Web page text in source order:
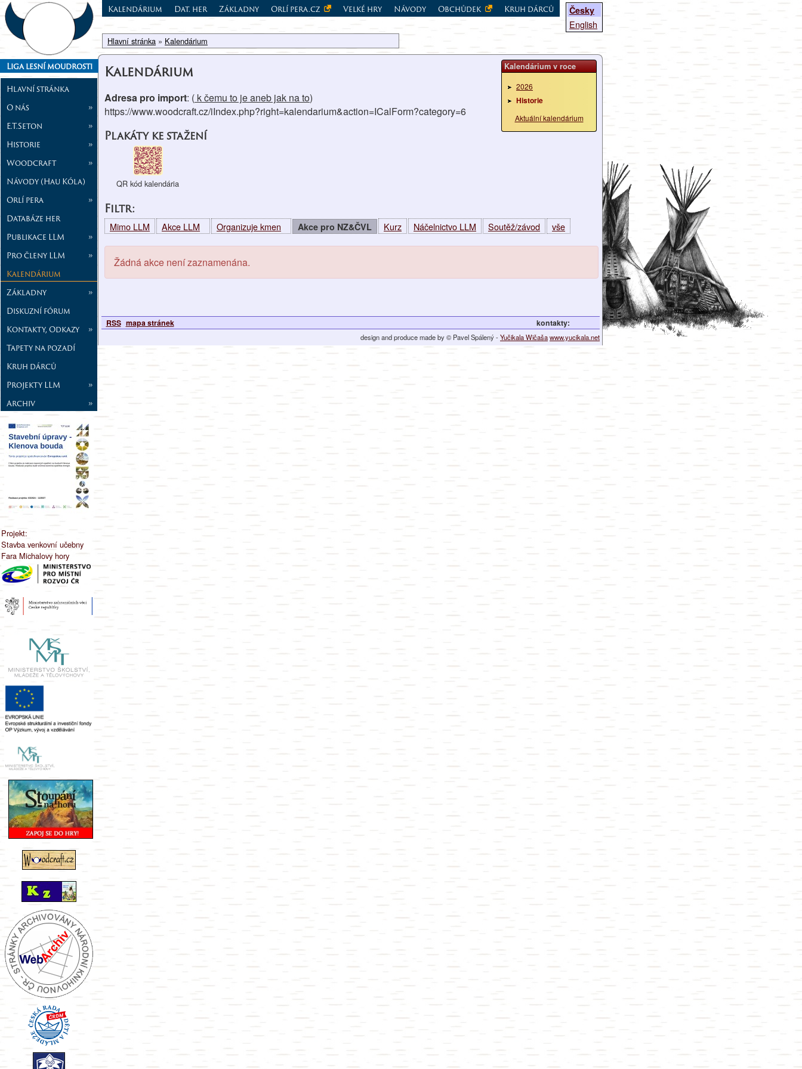
Liga lesní moudrosti
Hlavní stránka
O nás
»
E.T.Seton
»
Historie
»
Woodcraft
»
Návody (Hau Kóla)
Orlí pera
»
Databáze her
Publikace LLM
»
Pro členy LLM
»
Kalendárium
Základny
»
Diskuzní fórum
Kontakty, Odkazy
»
Tapety na pozadí
Kruh dárců
Projekty LLM
»
Archiv
»
Projekt:
Stavba venkovní učebny
Fara Michalovy hory
Česky
English
Kalendárium Dat. her Základny Orlí pera.cz Velké hry Návody Obchůdek Kruh dárců
Hlavní stránka » Kalendárium
Kalendárium v roce
2026
Historie
Aktuální kalendárium
Kalendárium
Adresa pro import: ( k čemu to je aneb jak na to)
https://www.woodcraft.cz/iIndex.php?right=kalendarium&action=ICalForm?category=6
Plakáty ke stažení
QR kód kalendária
Filtr:
Mimo LLM Akce LLM Organizuje kmen Akce pro NZ&ČVL Kurz Náčelnictvo LLM Soutěž/závod vše
Žádná akce není zaznamenána.
RSS mapa stránek kontakty:
design and produce made by © Pavel Spálený -Yučikala Wičašawww.yucikala.net